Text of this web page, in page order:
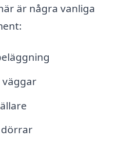
är några vanliga
väggar
dörrar